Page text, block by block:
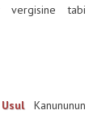
vergisine tabi
Kanununun